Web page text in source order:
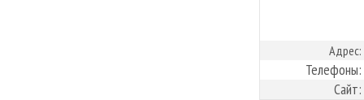
Адрес:
Телефоны:
Сайт: